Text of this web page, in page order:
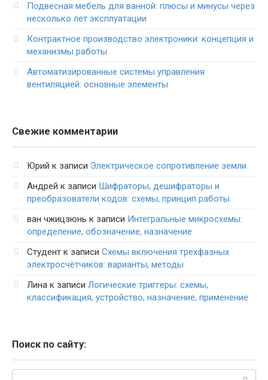
Подвесная мебель для ванной: плюсы и минусы через
несколько лет эксплуатации
Контрактное производство электроники: концепция и
механизмы работы
Автоматизированные системы управления
вентиляцией: основные элементы
Свежие комментарии
Юрий к записи Электрическое сопротивление земли
Андрей к записи Шифраторы, дешифраторы и
преобразователи кодов: схемы, принцип работы
ван чжицзюнь к записи Интегральные микросхемы:
определение, обозначение, назначение
Студент к записи Схемы включения трехфазных
электросчётчиков: варианты, методы
Лина к записи Логические триггеры: схемы,
классификация, устройство, назначение, применение
Поиск по сайту: